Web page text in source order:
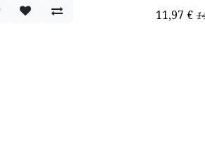
11,97 €